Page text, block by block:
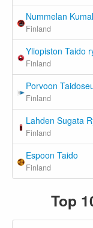
Nummelan
Finland
Yliopiston Taido
Finland
Porvoon
Finland
Lahden Sugata
Finland
Espoon Taido
Finland
Top